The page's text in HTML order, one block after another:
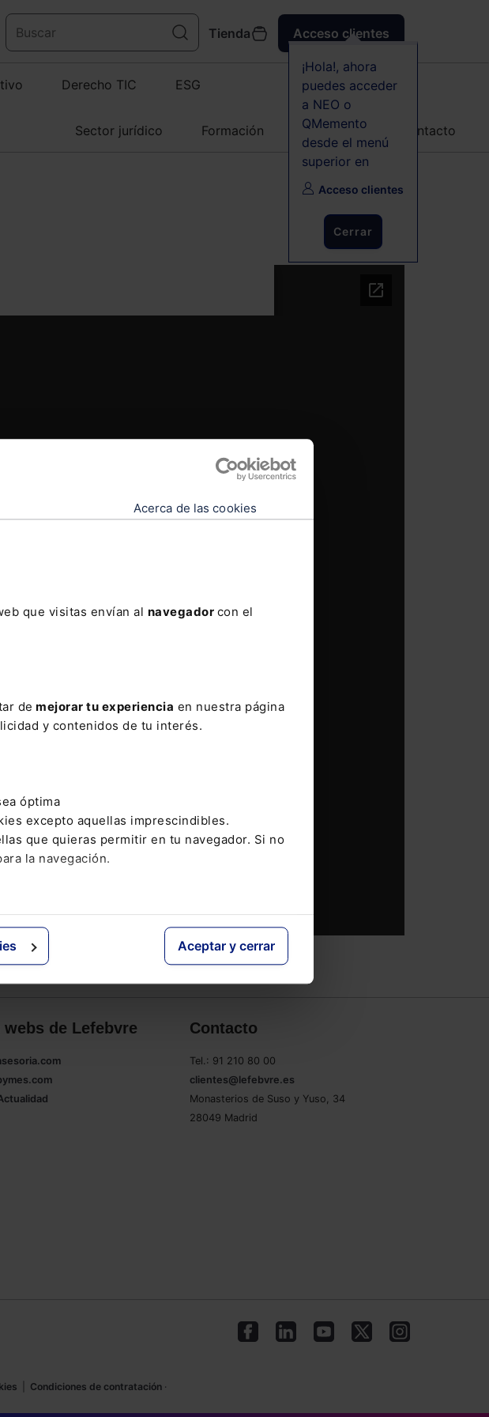
Acerca de las cookies
que visitas envían al navegador con el
de mejorar tu experiencia en nuestra página
y contenidos de tu interés.
óptima
excepto aquellas imprescindibles.
que quieras permitir en tu navegador. Si no
la navegación.
Aceptar y cerrar
Tienda Acceso clientes
¡Hola!, ahora
puedes acceder
a NEO o
QMemento
desde el menú
superior en
Acceso clientes
Cerrar
Derecho TIC ESG
Sector jurídico Formación Agenda Contacto
webs de Lefebvre Contacto
Tel.: 91 210 80 00
clientes@lefebvre.es
Monasterios de Suso y Yuso, 34
28049 Madrid
Condiciones de contratación ·